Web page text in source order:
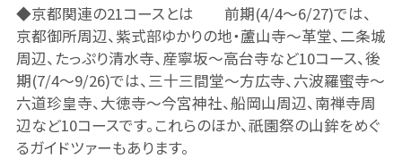
◆京都関連の21コースとは 前期(4/4～6/27)では、
京都御所周辺、紫式部ゆかりの地・蘆山寺～革堂、二条城
周辺、たっぷり清水寺、産寧坂～高台寺など10コース、後
期(7/4～9/26)では、三十三間堂～方広寺、六波羅蜜寺～
六道珍皇寺、大徳寺～今宮神社、船岡山周辺、南禅寺周
辺など10コースです。これらのほか、祇園祭の山鉾をめぐ
るガイドツァーもあります。